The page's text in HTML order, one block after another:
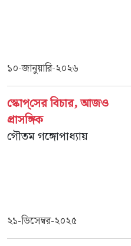
১০-জানুয়ারি-২০২৬
স্কোপ্‌সের বিচার, আজও
প্রাসঙ্গিক
গৌতম গঙ্গোপাধ্যায়
২১-ডিসেম্বর-২০২৫